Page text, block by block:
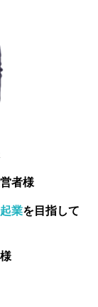
者様
業を目指して